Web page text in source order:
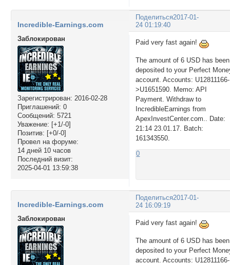
Поделиться2017-01-
24 01:19:40
Incredible-Earnings.com
Заблокирован
Зарегистрирован: 2016-02-28
Приглашений: 0
Сообщений: 5721
Уважение: [+1/-0]
Позитив: [+0/-0]
Провел на форуме:
14 дней 10 часов
Последний визит:
2025-04-01 13:59:38
Paid very fast again!
The amount of 6 USD has been
deposited to your Perfect
account. Accounts: U12811166-
>U1651590. Memo: API
Payment. Withdraw to
IncredibleEarnings from
ApexInvestCenter.com.. Date:
21:14 23.01.17. Batch:
161343550.
0
Поделиться2017-01-
24 16:09:19
Incredible-Earnings.com
Заблокирован
Paid very fast again!
The amount of 6 USD has been
deposited to your Perfect
account. Accounts: U12811166-